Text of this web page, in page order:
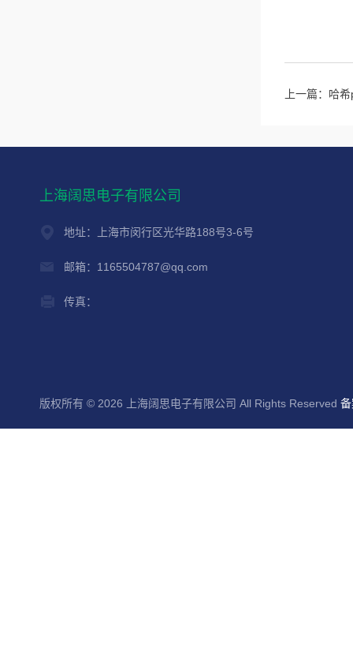
上一篇： 哈
上海阔思电子有限公司
地址：上海市闵行区光华路188号3-6号
邮箱：1165504787@qq.com
传真：
版权所有 © 2026 上海阔思电子有限公司 All Rights Reserved